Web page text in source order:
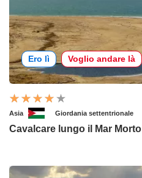
Ero lì Voglio andare là
Asia Giordania settentrionale
Cavalcare lungo il Mar Morto